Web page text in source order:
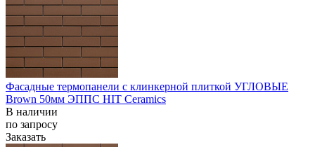
Фасадные термопанели с клинкерной плиткой УГЛОВЫЕ
Brown 50мм ЭППС HIT Ceramics
В наличии
по запросу
Заказать